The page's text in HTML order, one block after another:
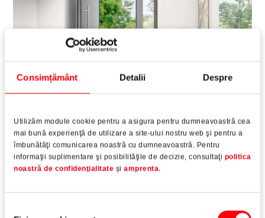
Consimțământ Detalii Despre
Utilizăm module cookie pentru a asigura pentru dumneavoastră cea
mai bună experienţă de utilizare a site-ului nostru web şi pentru a
îmbunătăţi comunicarea noastră cu dumneavoastră. Pentru
informaţii suplimentare şi posibilităţile de decizie, consultaţi politica
noastră de confidenţialitate și amprenta.
Ușile sunt oprite ușor
Limitatorul de deschidere ascuns Roto Solid pentru uși
ușii.